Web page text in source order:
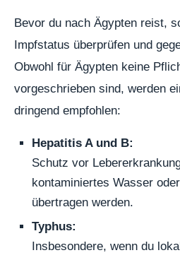
Bevor du nach Ägypten reist,
Impfstatus überprüfen und
Obwohl für Ägypten keine
vorgeschrieben sind, werden
dringend empfohlen:
Hepatitis A und B:
Schutz vor
kontaminiertes Wasser
übertragen werden.
Typhus:
Insbesondere, wenn du